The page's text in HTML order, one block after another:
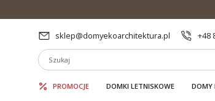
sklep@domyekoarchitektura.pl +48
PROMOCJE DOMKI LETNISKOWE DOMY